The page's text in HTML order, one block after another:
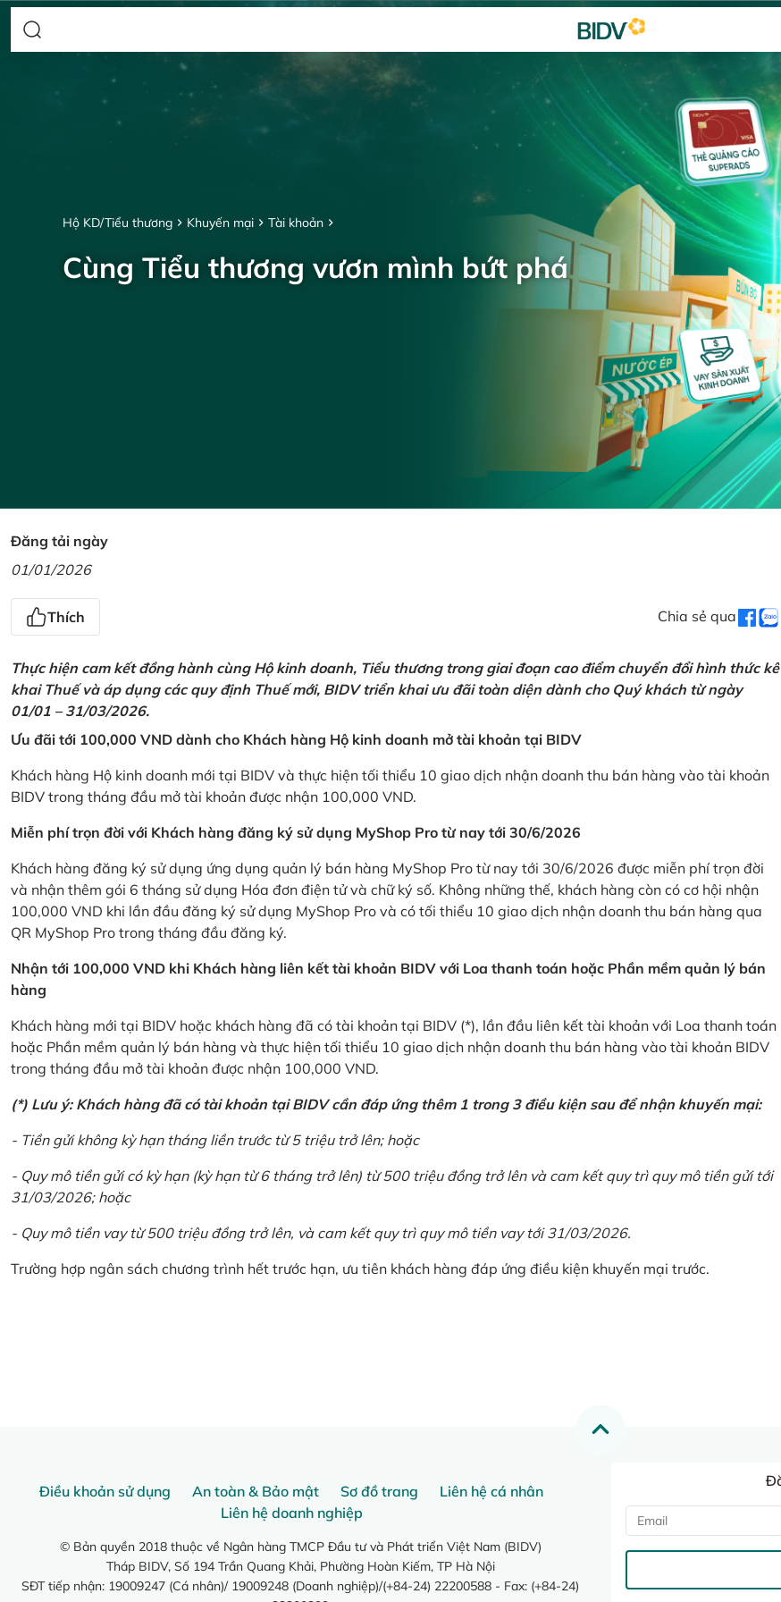
Hộ KD/Tiểu thương Khuyến mại Tài khoản
Cùng Tiểu thương vươn mình bứt phá
Đăng tải ngày
01/01/2026
Thích Chia sẻ qua
Thực hiện cam kết đồng hành cùng Hộ kinh doanh, Tiểu thương trong giai đoạn cao điểm chuyển đổi hình thức kê
khai Thuế và áp dụng các quy định Thuế mới, BIDV triển khai ưu đãi toàn diện dành cho Quý khách từ ngày
01/01 – 31/03/2026.
Ưu đãi tới 100,000 VND dành cho Khách hàng Hộ kinh doanh mở tài khoản tại BIDV
Khách hàng Hộ kinh doanh mới tại BIDV và thực hiện tối thiểu 10 giao dịch nhận doanh thu bán hàng vào tài khoản
BIDV trong tháng đầu mở tài khoản được nhận 100,000 VND.
Miễn phí trọn đời với Khách hàng đăng ký sử dụng MyShop Pro từ nay tới 30/6/2026
Khách hàng đăng ký sử dụng ứng dụng quản lý bán hàng MyShop Pro từ nay tới 30/6/2026 được miễn phí trọn đời
và nhận thêm gói 6 tháng sử dụng Hóa đơn điện tử và chữ ký số. Không những thế, khách hàng còn có cơ hội nhận
100,000 VND khi lần đầu đăng ký sử dụng MyShop Pro và có tối thiểu 10 giao dịch nhận doanh thu bán hàng qua
QR MyShop Pro trong tháng đầu đăng ký.
Nhận tới 100,000 VND khi Khách hàng liên kết tài khoản BIDV với Loa thanh toán hoặc Phần mềm quản lý bán
hàng
Khách hàng mới tại BIDV hoặc khách hàng đã có tài khoản tại BIDV (*), lần đầu liên kết tài khoản với Loa thanh toán
hoặc Phần mềm quản lý bán hàng và thực hiện tối thiểu 10 giao dịch nhận doanh thu bán hàng vào tài khoản BIDV
trong tháng đầu mở tài khoản được nhận 100,000 VND.
(*) Lưu ý: Khách hàng đã có tài khoản tại BIDV cần đáp ứng thêm 1 trong 3 điều kiện sau để nhận khuyến mại:
- Tiền gửi không kỳ hạn tháng liền trước từ 5 triệu trở lên; hoặc
- Quy mô tiền gửi có kỳ hạn (kỳ hạn từ 6 tháng trở lên) từ 500 triệu đồng trở lên và cam kết quy trì quy mô tiền gửi tới
31/03/2026; hoặc
- Quy mô tiền vay từ 500 triệu đồng trở lên, và cam kết quy trì quy mô tiền vay tới 31/03/2026.
Trường hợp ngân sách chương trình hết trước hạn, ưu tiên khách hàng đáp ứng điều kiện khuyến mại trước.
Điều khoản sử dụng An toàn & Bảo mật Sơ đồ trang
Liên hệ cá nhân
Liên hệ doanh nghiệp
© Bản quyền 2018 thuộc về Ngân hàng TMCP Đầu tư và Phát triển Việt Nam (BIDV)
Tháp BIDV, Số 194 Trần Quang Khải, Phường Hoàn Kiếm, TP Hà Nội
SĐT tiếp nhận: 19009247 (Cá nhân)/ 19009248 (Doanh nghiệp)/(+84-24) 22200588 - Fax: (+84-24)